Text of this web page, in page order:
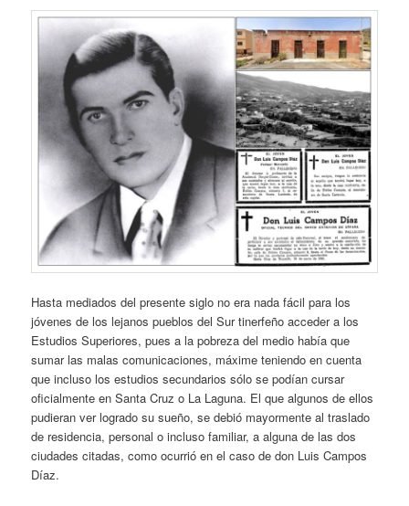
Hasta mediados del presente siglo no era nada fácil para los
jóvenes de los lejanos pueblos del Sur tinerfeño acceder a los
Estudios Superiores, pues a la pobreza del medio había que
sumar las malas comunicaciones, máxime teniendo en cuenta
que incluso los estudios secundarios sólo se podían cursar
oficialmente en Santa Cruz o La Laguna. El que algunos de ellos
pudieran ver logrado su sueño, se debió mayormente al traslado
de residencia, personal o incluso familiar, a alguna de las dos
ciudades citadas, como ocurrió en el caso de don Luis Campos
Díaz.